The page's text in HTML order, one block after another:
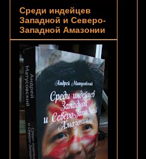
Среди индейцев
Западной и Северо-
Западной Амазонии